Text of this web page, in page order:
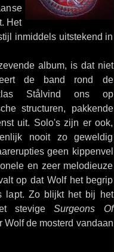
Het
inmiddels uitstekend in
album, is dat niet
de band rond de
Stålvind ons op
structuren, pakkende
uit. Solo's zijn er ook,
nooit zo geweldig
geen kippenvel
en zeer melodieuze
op dat Wolf het begrip
lapt. Zo blijkt het bij het
stevigeSurgeons Of
de mosterd vandaan